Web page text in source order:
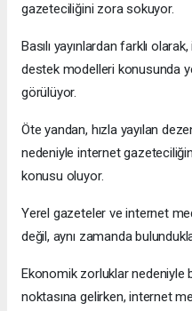
gazeteciliğini zora sokuyor.
Basılı yayınlardan farklı
destek modelleri konusunda
görülüyor.
Öte yandan, hızla yayılan
nedeniyle internet
konusu oluyor.
Yerel gazeteler ve internet
değil, aynı zamanda
Ekonomik zorluklar nedeniyle
noktasına gelirken, internet